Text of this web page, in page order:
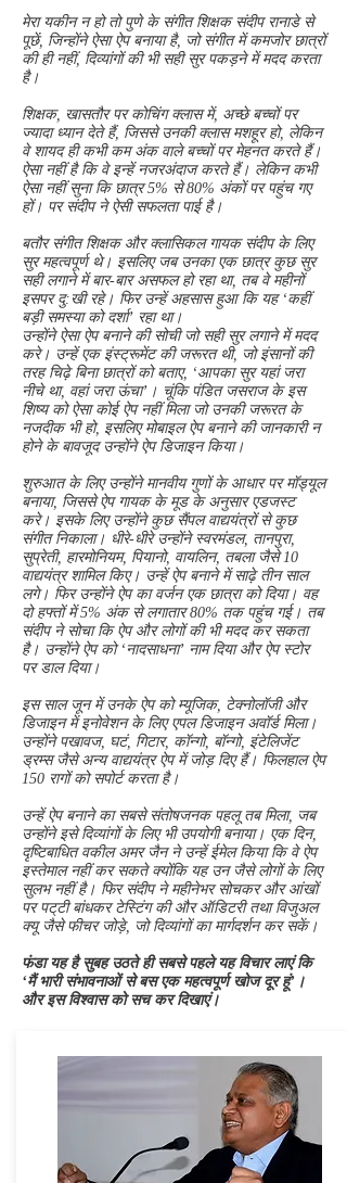
मेरा यकीन न हो तो पुणे के संगीत शिक्षक संदीप रानाडे से
पूछें, जिन्होंने ऐसा ऐप बनाया है, जो संगीत में कमजोर छात्रों
की ही नहीं, दिव्यांगों की भी सही सुर पकड़ने में मदद करता
है।
शिक्षक, खासतौर पर कोचिंग क्लास में, अच्छे बच्चों पर
ज्यादा ध्यान देते हैं, जिससे उनकी क्लास मशहूर हो, लेकिन
वे शायद ही कभी कम अंक वाले बच्चों पर मेहनत करते हैं।
ऐसा नहीं है कि वे इन्हें नजरअंदाज करते हैं। लेकिन कभी
ऐसा नहीं सुना कि छात्र 5% से 80% अंकों पर पहुंच गए
हों। पर संदीप ने ऐसी सफलता पाई है।
बतौर संगीत शिक्षक और क्लासिकल गायक संदीप के लिए
सुर महत्वपूर्ण थे। इसलिए जब उनका एक छात्र कुछ सुर
सही लगाने में बार-बार असफल हो रहा था, तब वे महीनों
इसपर दु:खी रहे। फिर उन्हें अहसास हुआ कि यह ‘कहीं
बड़ी समस्या को दर्शा’ रहा था।
उन्होंने ऐसा ऐप बनाने की सोची जो सही सुर लगाने में मदद
करे। उन्हें एक इंस्ट्रूमेंट की जरूरत थी, जो इंसानों की
तरह चिढ़े बिना छात्रों को बताए, ‘आपका सुर यहां जरा
नीचे था, वहां जरा ऊंचा’। चूंकि पंडित जसराज के इस
शिष्य को ऐसा कोई ऐप नहीं मिला जो उनकी जरूरत के
नजदीक भी हो, इसलिए मोबाइल ऐप बनाने की जानकारी न
होने के बावजूद उन्होंने ऐप डिजाइन किया।
शुरुआत के लिए उन्होंने मानवीय गुणों के आधार पर मॉड्यूल
बनाया, जिससे ऐप गायक के मूड के अनुसार एडजस्ट
करे। इसके लिए उन्होंने कुछ सैंपल वाद्ययंत्रों से कुछ
संगीत निकाला। धीरे-धीरे उन्होंने स्वरमंडल, तानपुरा,
सुप्रेती, हारमोनियम, पियानो, वायलिन, तबला जैसे 10
वाद्ययंत्र शामिल किए। उन्हें ऐप बनाने में साढ़े तीन साल
लगे। फिर उन्होंने ऐप का वर्जन एक छात्रा को दिया। वह
दो हफ्तों में 5% अंक से लगातार 80% तक पहुंच गई। तब
संदीप ने सोचा कि ऐप और लोगों की भी मदद कर सकता
है। उन्होंने ऐप को ‘नादसाधना’ नाम दिया और ऐप स्टोर
पर डाल दिया।
इस साल जून में उनके ऐप को म्यूजिक, टेक्नोलॉजी और
डिजाइन में इनोवेशन के लिए एपल डिजाइन अवॉर्ड मिला।
उन्होंने पखावज, घटं, गिटार, कॉन्गो, बॉन्गो, इंटेलिजेंट
ड्रम्स जैसे अन्य वाद्ययंत्र ऐप में जोड़ दिए हैं। फिलहाल ऐप
150 रागों को सपोर्ट करता है।
उन्हें ऐप बनाने का सबसे संतोषजनक पहलू तब मिला, जब
उन्होंने इसे दिव्यांगों के लिए भी उपयोगी बनाया। एक दिन,
दृष्टिबाधित वकील अमर जैन ने उन्हें ईमेल किया कि वे ऐप
इस्तेमाल नहीं कर सकते क्योंकि यह उन जैसे लोगों के लिए
सुलभ नहीं है। फिर संदीप ने महीनेभर सोचकर और आंखों
पर पट्‌टी बांधकर टेस्टिंग की और ऑडिटरी तथा विजुअल
क्यू जैसे फीचर जोड़े, जो दिव्यांगों का मार्गदर्शन कर सकें।
फंडा यह है सुबह उठते ही सबसे पहले यह विचार लाएं कि
‘मैं भारी संभावनाओं से बस एक महत्वपूर्ण खोज दूर हूं’।
और इस विश्वास को सच कर दिखाएं।